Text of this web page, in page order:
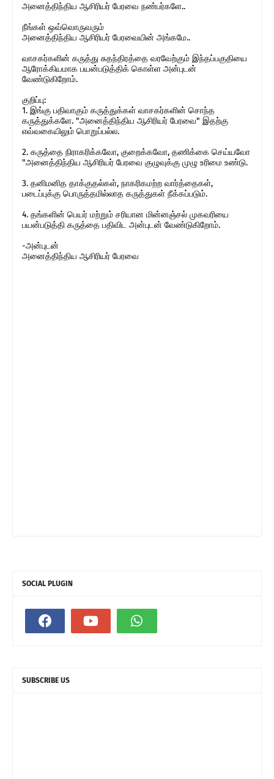
அனைத்திந்திய ஆசிரியர் பேரவை நண்பர்களே..
நீங்கள் ஒவ்வொருவரும்
அனைத்திந்திய ஆசிரியர் பேரவையின் அங்கமே..
வாசகர்களின் கருத்து சுதந்திரத்தை வரவேற்கும் இந்தப்பகுதியை
ஆரோக்கியமாக பயன்படுத்திக் கொள்ள அன்புடன்
வேண்டுகிறோம்.
குறிப்பு:
1. இங்கு பதிவாகும் கருத்துக்கள் வாசகர்களின் சொந்த
கருத்துக்களே. "அனைத்திந்திய ஆசிரியர் பேரவை" இதற்கு
எவ்வகையிலும் பொறுப்பல்ல.
2. கருத்தை நிராகரிக்கவோ, குறைக்கவோ, தணிக்கை செய்யவோ
"அனைத்திந்திய ஆசிரியர் பேரவை குழுவுக்கு முழு உரிமை உண்டு.
3. தனிமனித தாக்குதல்கள், நாகரிகமற்ற வார்த்தைகள்,
படைப்புக்கு பொருத்தமில்லாத கருத்துகள் நீக்கப்படும்.
4. தங்களின் பெயர் மற்றும் சரியான மின்னஞ்சல் முகவரியை
பயன்படுத்தி கருத்தை பதிவிட அன்புடன் வேண்டுகிறோம்.
-அன்புடன்
அனைத்திந்திய ஆசிரியர் பேரவை
SOCIAL PLUGIN
SUBSCRIBE US